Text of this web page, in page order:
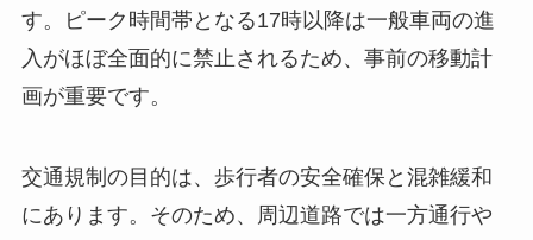
す。ピーク時間帯となる17時以降は一般車両の進
入がほぼ全面的に禁止されるため、事前の移動計
画が重要です。
交通規制の目的は、歩行者の安全確保と混雑緩和
にあります。そのため、周辺道路では一方通行や